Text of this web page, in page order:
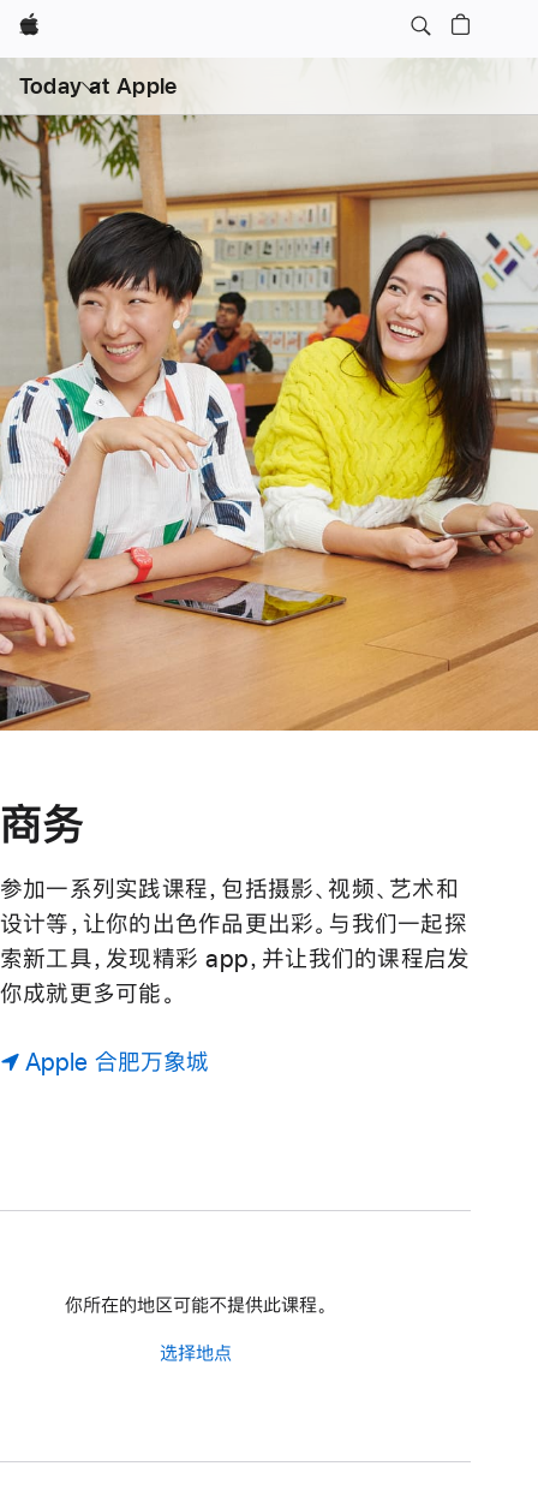
Apple
Today at Apple
单
商务
参加一系列实践课程，包括摄影、视频、艺术和
设计等，让你的出色作品更出彩。与我们一起探
索新工具，发现精彩 app，并让我们的课程启发
你成就更多可能。
Apple 合肥万象城
你所在的地区可能不提供此课程。
选择地点